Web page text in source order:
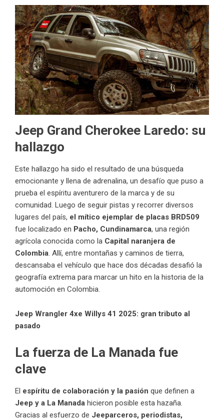
Jeep Grand Cherokee Laredo: su
hallazgo
Este hallazgo ha sido el resultado de una búsqueda
emocionante y llena de adrenalina, un desafío que puso a
prueba el espíritu aventurero de la marca y de su
comunidad. Luego de seguir pistas y recorrer diversos
lugares del país, el mítico ejemplar de placas BRD509
fue localizado en Pacho, Cundinamarca, una región
agrícola conocida como la Capital naranjera de
Colombia . Allí, entre montañas y caminos de tierra,
descansaba el vehículo que hace dos décadas desafió la
geografía extrema para marcar un hito en la historia de la
automoción en Colombia.
Jeep Wrangler 4xe Willys 41 2025: gran tributo al
pasado
La fuerza de La Manada fue
clave
El espíritu de colaboración y la pasión que definen a
Jeep y a La Manada hicieron posible esta hazaña.
Gracias al esfuerzo de Jeeparceros, periodistas,